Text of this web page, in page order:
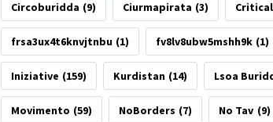
Circoburidda (9) Ciurmapirata (3)
frsa3ux4t6knvjtnbu (1) fv8lv8ubw5mshh9k (1)
Iniziative (159) Kurdistan (14) Lsoa
Movimento (59) NoBorders (7) No Tav (9)